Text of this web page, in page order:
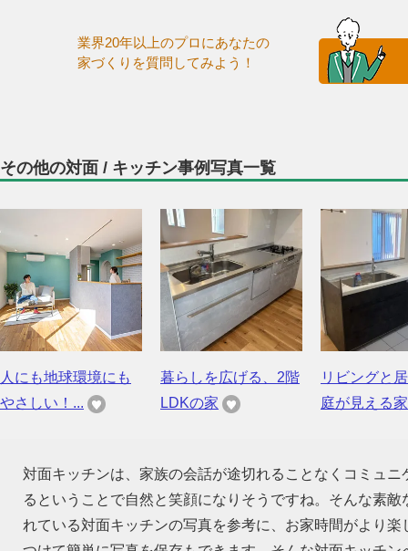
業界20年以上のプロにあなたの
家づくりを質問してみよう！
その他の対面 / キッチン事例写真一覧
人にも地球環境にも
やさしい！...
暮らしを広げる、2階
LDKの家
リビングと
庭が見える家
対面キッチンは、家族の会話が途切れることなくコミュ
るということで自然と笑顔になりそうですね。そんな素
れている対面キッチンの写真を参考に、お家時間がより